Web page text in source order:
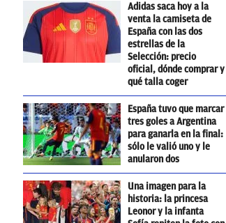
Adidas saca hoy a la
venta la camiseta de
España con las dos
estrellas de la
Selección: precio
oficial, dónde comprar y
qué talla coger
España tuvo que marcar
tres goles a Argentina
para ganarla en la final:
sólo le valió uno y le
anularon dos
Una imagen para la
historia: la princesa
Leonor y la infanta